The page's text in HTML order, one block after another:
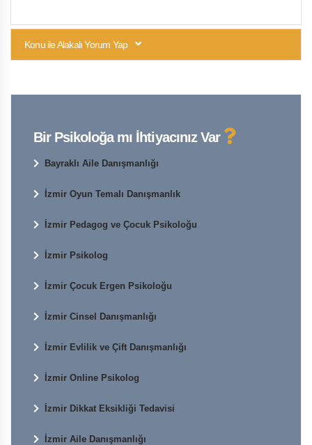
Konu ile Alakalı Yorum Yap
Bir Psikoloğa mı İhtiyacınız Var
Bayraklı Aile Danışmanlığı
İzmir Oyun Temalı Danışmanlık
İzmir Pedagog ve Çocuk Psikoloğu
İzmir Psikolog
İzmir Çocuk Ergen Psikoloğu
İzmir Cinsel Danışmanlığı
İzmir Evlilik ve Çift Danışmanlığı
İzmir Online Psikolog
İzmir Dikkat Eksikliği Tedavisi
İzmir Aile Danışmanlığı